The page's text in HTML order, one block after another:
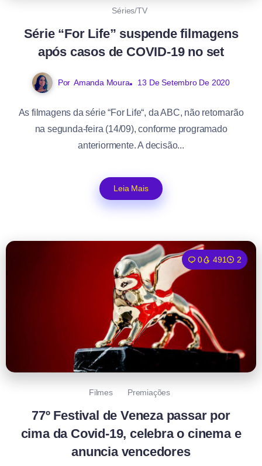
Séries/TV
Série “For Life” suspende filmagens
após casos de COVID-19 no set
Por Amanda Moura 13 De Setembro De 2020
As filmagens da série “For Life“, da ABC, não retornarão
na segunda-feira (14/09), conforme programado
anteriormente. A decisão...
Leia Mais
0 491 2
Filmes Premiações
77º Festival de Veneza passar por
cima da Covid-19, celebra o cinema e
anuncia vencedores